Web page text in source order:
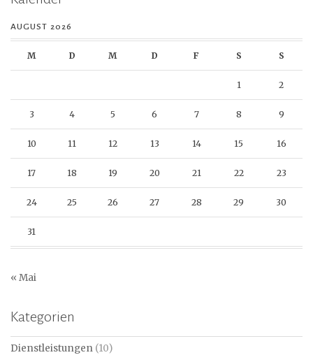
AUGUST 2026
M D M D F S S
1 2
3 4 5 6 7 8 9
10 11 12 13 14 15 16
17 18 19 20 21 22 23
24 25 26 27 28 29 30
31
« Mai
Kategorien
Dienstleistungen (10)